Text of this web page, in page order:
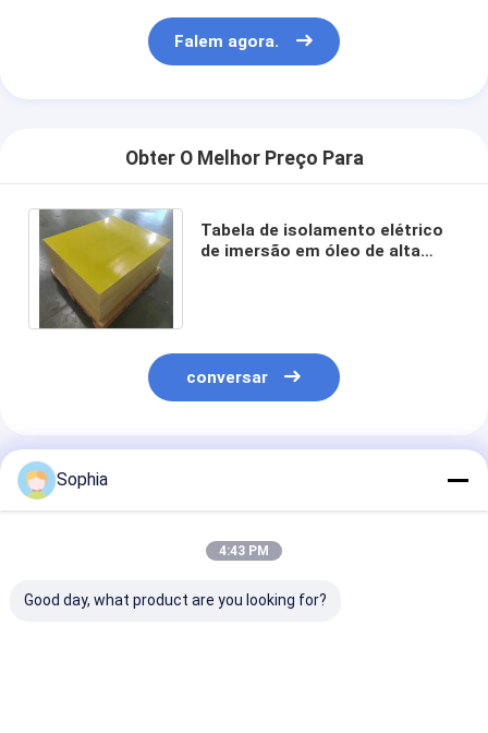
Falem agora.
Obter O Melhor Preço Para
Tabela de isolamento elétrico
de imersão em óleo de alta
conversar
Produtos Recomendados
Sophia
4:43 PM
Good day, what product are you looking for?